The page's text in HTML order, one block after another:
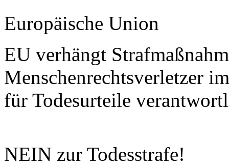
Europäische Union
EU verhängt
Menschenrechtsverletzer
für Todesurteile
NEIN zur Todesstrafe!